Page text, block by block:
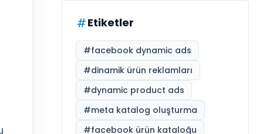
Etiketler
#facebook dynamic ads
#dinamik ürün reklamları
#dynamic product ads
#meta katalog oluşturma
#facebook ürün kataloğu